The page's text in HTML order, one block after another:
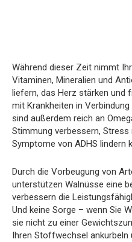
Während dieser Zeit nimmt
Vitaminen, Mineralien und
liefern, das Herz stärken und
mit Krankheiten in
sind außerdem reich an
Stimmung verbessern,
Symptome von ADHS lindern
Durch die Vorbeugung von
unterstützen Walnüsse eine
verbessern die
Und keine Sorge – wenn Sie
sie nicht zu einer
Ihren Stoffwechsel ankurbeln